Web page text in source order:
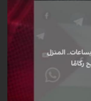
جهزت كل شيء من ذهب
القصف منزل زوجها